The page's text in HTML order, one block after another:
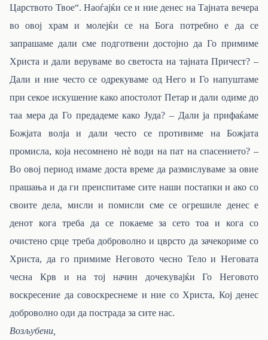
Царството Твое“. Наоѓајќи се и ние денес на Тајната вечера
во овој храм и молејќи се на Бога потребно е да се
запрашаме дали сме подготвени достојно да Го примиме
Христа и дали веруваме во светоста на тајната Причест? –
Дали и ние често се одрекуваме од Него и Го напуштаме
при секое искушение како апостолот Петар и дали одиме до
таа мера да Го предадеме како Јуда? – Дали ја прифаќаме
Божјата волја и дали често се противиме на Божјата
промисла, која несомнено нѐ води на пат на спасението? –
Во овој период имаме доста време да размислуваме за овие
прашања и да ги преиспитаме сите наши постапки и ако со
своите дела, мисли и помисли сме се огрешиле денес е
денот кога треба да се покаеме за сето тоа и кога со
очистено срце треба доброволно и цврсто да зачекориме со
Христа, да го примиме Неговото чесно Тело и Неговата
чесна Крв и на тој начин дочекувајќи Го Неговото
воскресение да совоскреснеме и ние со Христа, Кој денес
доброволно оди да пострада за сите нас.
Возљубени,